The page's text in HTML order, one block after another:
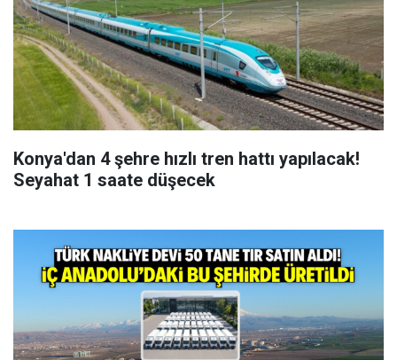
Konya'dan 4 şehre hızlı tren hattı yapılacak!
Seyahat 1 saate düşecek